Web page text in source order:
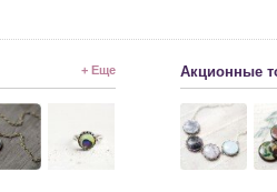
+ Еще Акционные